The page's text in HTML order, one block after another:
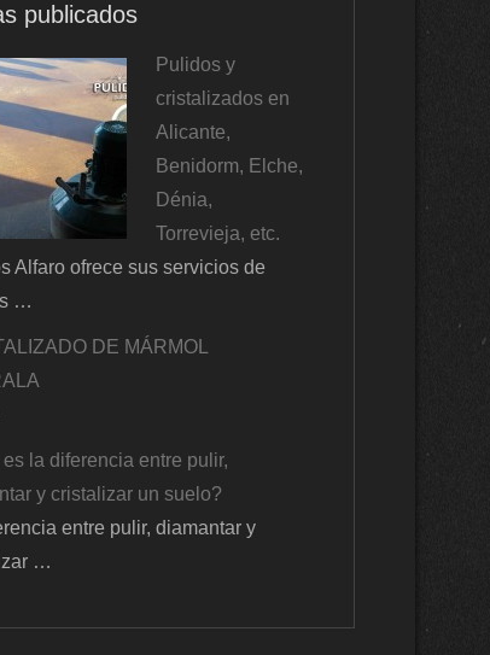
publicados
Pulidos y
cristalizados en
Alicante,
Benidorm, Elche,
Dénia,
Torrevieja, etc.
Alfaro ofrece sus servicios de
…
DE MÁRMOL
la diferencia entre pulir,
y cristalizar un suelo?
entre pulir, diamantar y
…